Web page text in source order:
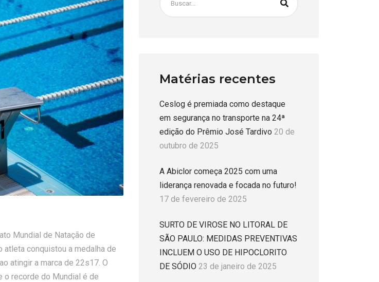
Mundial de Natação de
atleta conquistou a medalha de
atingir a marca de 22s17. O
o recorde do Mundial é de
Matérias recentes
Ceslog é premiada como destaque
em segurança no transporte na 24ª
edição do Prêmio José Tardivo 20 de
outubro de 2025
A Abiclor começa 2025 com uma
liderança renovada e focada no futuro!
17 de fevereiro de 2025
SURTO DE VIROSE NO LITORAL DE
SÃO PAULO: MEDIDAS PREVENTIVAS
INCLUEM O USO DE HIPOCLORITO
DE SÓDIO 23 de janeiro de 2025